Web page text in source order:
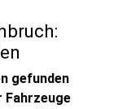
gefunden
Fahrzeuge